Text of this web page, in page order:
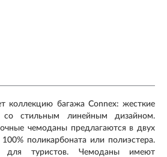
коллекцию багажа Connex: жесткие
стильным линейным дизайном.
чемоданы предлагаются в двух
100% поликарбоната или полиэстера.
для туристов. Чемоданы имеют